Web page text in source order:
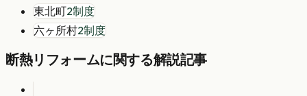
東北町2制度
六ヶ所村2制度
断熱リフォームに関する解説記事